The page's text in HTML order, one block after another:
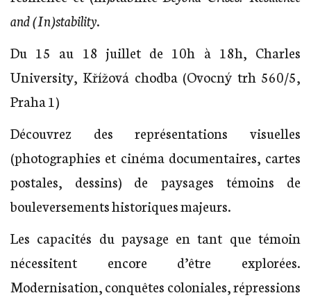
and (In)stability.
Du 15 au 18 juillet de 10h à 18h, Charles
University, Křížová chodba (Ovocný trh 560/5,
Praha 1)
Découvrez des représentations visuelles
(photographies et cinéma documentaires, cartes
postales, dessins) de paysages témoins de
bouleversements historiques majeurs.
Les capacités du paysage en tant que témoin
nécessitent encore d’être explorées.
Modernisation, conquêtes coloniales, répressions